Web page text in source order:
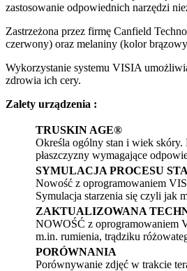
zastosowanie odpowiednich narzędzi
Zastrzeżona przez firmę Canfield
czerwony) oraz melaniny (kolor
Wykorzystanie systemu VISIA
zdrowia ich cery.
Zalety urządzenia :
TRUSKIN AGE®
Określa ogólny stan i wiek
płaszczyzny wymagające
SYMULACJA PROCESU
Nowość z oprogramowaniem
Symulacja starzenia się czyli jak
ZAKTUALIZOWANA
NOWOŚĆ z oprogramowaniem
m.in. rumienia, trądziku
PORÓWNANIA
Porównywanie zdjęć w trakcie